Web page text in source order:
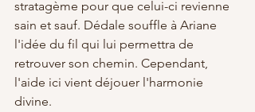
stratagème pour que celui-ci revienne
sain et sauf. Dédale souffle à Ariane
l'idée du fil qui lui permettra de
retrouver son chemin. Cependant,
l'aide ici vient déjouer l'harmonie
divine.